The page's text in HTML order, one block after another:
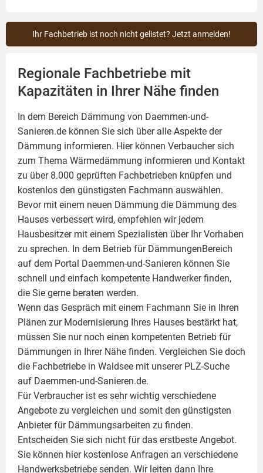
Ihr Fachbetrieb ist noch nicht gelistet? Jetzt anmelden!
Regionale Fachbetriebe mit
Kapazitäten in Ihrer Nähe finden
In dem Bereich Dämmung von Daemmen-und-
Sanieren.de können Sie sich über alle Aspekte der
Dämmung informieren. Hier können Verbaucher sich
zum Thema Wärmedämmung informieren und Kontakt
zu über 8.000 geprüften Fachbetrieben knüpfen und
kostenlos den günstigsten Fachmann auswählen.
Bevor mit einem neuen Dämmung die Dämmung des
Hauses verbessert wird, empfehlen wir jedem
Hausbesitzer mit einem Spezialisten über Ihr Vorhaben
zu sprechen. In dem Betrieb für DämmungenBereich
auf dem Portal Daemmen-und-Sanieren können Sie
schnell und einfach kompetente Handwerker finden,
die Sie gerne beraten werden.
Wenn das Gespräch mit einem Fachmann Sie in Ihren
Plänen zur Modernisierung Ihres Hauses bestärkt hat,
müssen Sie nur noch einen kompetenten Betrieb für
Dämmungen in Ihrer Nähe finden. Vergleichen Sie doch
die Fachbetriebe in Waldsee mit unserer PLZ-Suche
auf Daemmen-und-Sanieren.de.
Für Verbraucher ist es sehr wichtig verschiedene
Angebote zu vergleichen und somit den günstigsten
Anbieter für Dämmungsarbeiten zu finden.
Entscheiden Sie sich nicht für das erstbeste Angebot.
Sie können hier kostenlose Anfragen an verschiedene
Handwerksbetriebe senden. Wir leiten dann Ihre